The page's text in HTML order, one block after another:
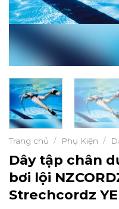
Trang chủ / Phụ Kiện /
Dây tập chân
bơi lội
Strechcordz